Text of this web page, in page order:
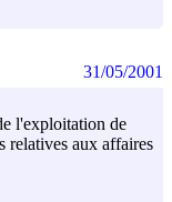
l'exploitation de
relatives aux affaires
31/05/2001